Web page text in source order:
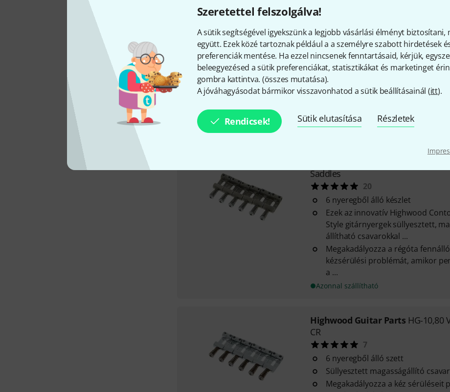
Szeretettel felszolgálva!
A sütik segítségével igyekszünk a legjobb vásárlási élményt
együtt. Ezek közé tartoznak például a a személyre szabott hirdetések
preferenciák mentése. Ha ezzel nincsenek fenntartásaid, kérjük,
beleegyezésed a sütik preferenciákat, statisztikákat és marketinget
gombra kattintva. (összes mutatása).
A jóváhagyásodat bármikor visszavonhatod a sütik beállításainál (itt).
Rendicsek! Sütik elutasítása Részletek
Highwood Guitar Parts
25
6 nyeregből álló készlet
Ezek az innovatív Highwood
Style gitárnyergek süllyesztett,
állítható csavarokkal ...
Megakadályozza a régóta fennálló
a ...
Azonnal szállítható
Saddles
20
6 nyeregből álló készlet
Ezek az innovatív Highwood
Style gitárnyergek süllyesztett,
állítható csavarokkal ...
Megakadályozza a régóta
kézsérülési problémát, amikor
a ...
Azonnal szállítható
Highwood Guitar Parts HG-10,80
CR
7
6 nyeregből álló szett
Süllyesztett magasságállító
Megakadályozza a kéz sérüléseit